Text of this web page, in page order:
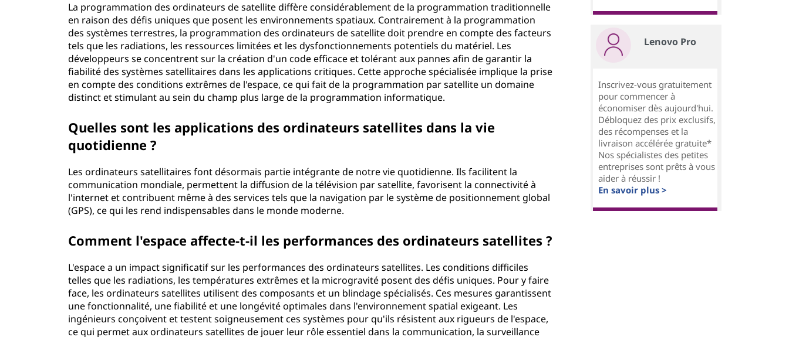
La programmation des ordinateurs de satellite diffère considérablement de la programmation traditionnelle
en raison des défis uniques que posent les environnements spatiaux. Contrairement à la programmation
des systèmes terrestres, la programmation des ordinateurs de satellite doit prendre en compte des facteurs
tels que les radiations, les ressources limitées et les dysfonctionnements potentiels du matériel. Les
développeurs se concentrent sur la création d'un code efficace et tolérant aux pannes afin de garantir la
fiabilité des systèmes satellitaires dans les applications critiques. Cette approche spécialisée implique la prise
en compte des conditions extrêmes de l'espace, ce qui fait de la programmation par satellite un domaine
distinct et stimulant au sein du champ plus large de la programmation informatique.
Quelles sont les applications des ordinateurs satellites dans la vie
quotidienne ?
Les ordinateurs satellitaires font désormais partie intégrante de notre vie quotidienne. Ils facilitent la
communication mondiale, permettent la diffusion de la télévision par satellite, favorisent la connectivité à
l'internet et contribuent même à des services tels que la navigation par le système de positionnement global
(GPS), ce qui les rend indispensables dans le monde moderne.
Comment l'espace affecte-t-il les performances des ordinateurs satellites ?
L'espace a un impact significatif sur les performances des ordinateurs satellites. Les conditions difficiles
telles que les radiations, les températures extrêmes et la microgravité posent des défis uniques. Pour y faire
face, les ordinateurs satellites utilisent des composants et un blindage spécialisés. Ces mesures garantissent
une fonctionnalité, une fiabilité et une longévité optimales dans l'environnement spatial exigeant. Les
ingénieurs conçoivent et testent soigneusement ces systèmes pour qu'ils résistent aux rigueurs de l'espace,
ce qui permet aux ordinateurs satellites de jouer leur rôle essentiel dans la communication, la surveillance
Lenovo Pro
Inscrivez-vous gratuitement
pour commencer à
économiser dès aujourd'hui.
Débloquez des prix exclusifs,
des récompenses et la
livraison accélérée gratuite*
Nos spécialistes des petites
entreprises sont prêts à vous
aider à réussir !
En savoir plus >